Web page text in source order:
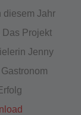
diesem Jahr
Projekt
Jenny